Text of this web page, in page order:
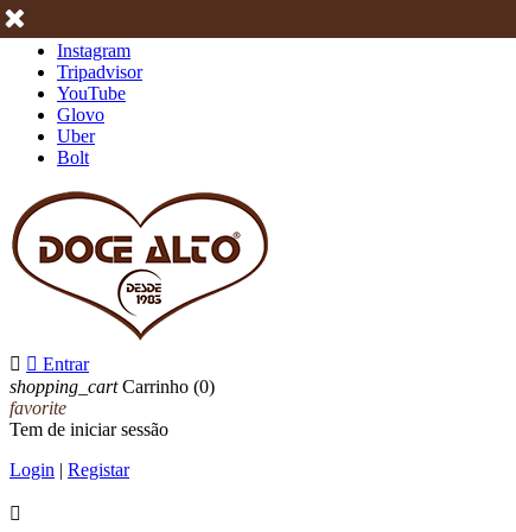
Instagram
Tripadvisor
YouTube
Glovo
Uber
Bolt
  Entrar
shopping_cart Carrinho (0)
favorite
Tem de iniciar sessão
Login | Registar
